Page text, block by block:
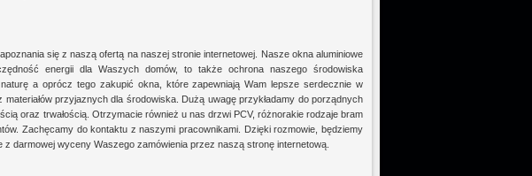
się z naszą ofertą na naszej stronie internetowej. Nasze okna aluminiowe
energii dla Waszych domów, to także ochrona naszego środowiska
a oprócz tego zakupić okna, które zapewniają Wam lepsze serdecznie w
przyjaznych dla środowiska. Dużą uwagę przykładamy do porządnych
oraz trwałością. Otrzymacie również u nas drzwi PCV, różnorakie rodzaje bram
Zachęcamy do kontaktu z naszymi pracownikami. Dzięki rozmowie, będziemy
darmowej wyceny Waszego zamówienia przez naszą stronę internetową.